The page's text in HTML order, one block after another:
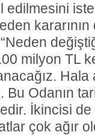
milyon TL
Hala
Bu Odanın
İkincisi
çok ağır